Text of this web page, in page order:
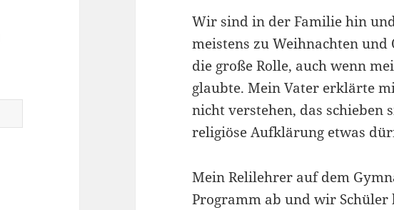
Wir sind in der Familie hin
meistens zu Weihnachten
die große Rolle, auch wenn
glaubte. Mein Vater erklärte
nicht verstehen, das schieben
religiöse Aufklärung etwas
Mein Relilehrer auf dem
Programm ab und wir